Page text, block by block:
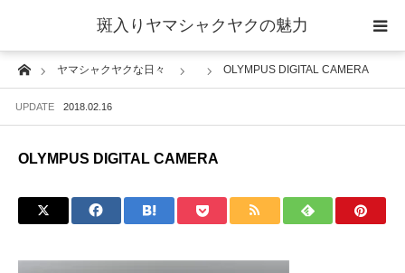
斑入りヤマシャクヤクの魅力
Homeヤマシャクヤクな日々 OLYMPUS DIGITAL CAMERA
UPDATE 2018.02.16
OLYMPUS DIGITAL CAMERA
当サイトについて
斑入りヤマシャクヤクの魅力 ギャラリー